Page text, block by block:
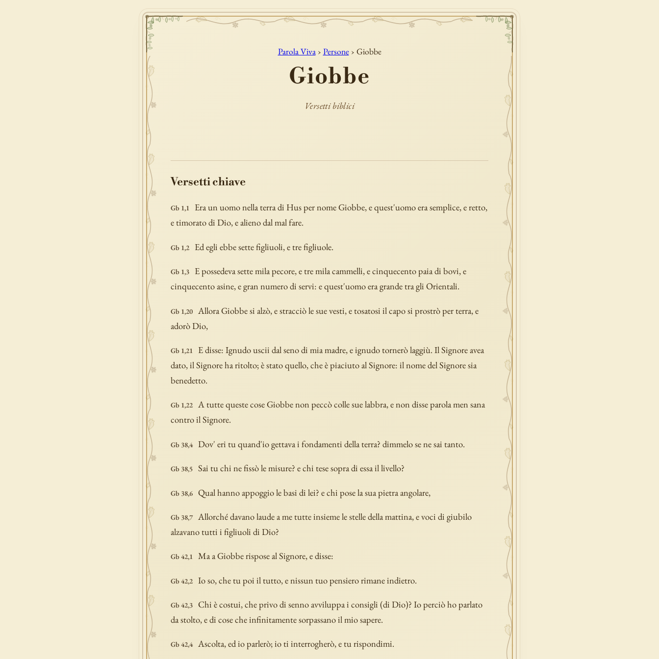
Parola Viva› Persone› Giobbe
Giobbe
Versetti biblici
Versetti chiave
Gb 1,1
Era un uomo nella terra di Hus per nome Giobbe, e quest'uomo era semplice, e retto,
e timorato di Dio, e alieno dal mal fare.
Gb 1,2 Ed egli ebbe sette figliuoli, e tre figliuole.
Gb 1,3
E possedeva sette mila pecore, e tre mila cammelli, e cinquecento paia di bovi, e
cinquecento asine, e gran numero di servi: e quest'uomo era grande tra gli Orientali.
Gb 1,20 Allora Giobbe si alzò, e stracciò le sue vesti, e tosatosi il capo si prostrò per terra, e
adorò Dio,
Gb 1,21
E disse: Ignudo uscii dal seno di mia madre, e ignudo tornerò laggiù. Il Signore avea
dato, il Signore ha ritolto; è stato quello, che è piaciuto al Signore: il nome del Signore sia
benedetto.
Gb 1,22 A tutte queste cose Giobbe non peccò colle sue labbra, e non disse parola men sana
contro il Signore.
Gb 38,4 Dov' eri tu quand'io gettava i fondamenti della terra? dimmelo se ne sai tanto.
Gb 38,5 Sai tu chi ne fissò le misure? e chi tese sopra di essa il livello?
Gb 38,6 Qual hanno appoggio le basi di lei? e chi pose la sua pietra angolare,
Gb 38,7 Allorché davano laude a me tutte insieme le stelle della mattina, e voci di giubilo
alzavano tutti i figliuoli di Dio?
Gb 42,1 Ma a Giobbe rispose al Signore, e disse:
Gb 42,2 Io so, che tu poi il tutto, e nissun tuo pensiero rimane indietro.
Gb 42,3
Chi è costui, che privo di senno avviluppa i consigli (di Dio)? Io perciò ho parlato
da stolto, e di cose che infinitamente sorpassano il mio sapere.
Gb 42,4 Ascolta, ed io parlerò; io ti interrogherò, e tu rispondimi.